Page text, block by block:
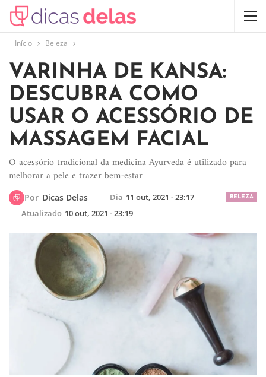
Início Beleza
VARINHA DE KANSA:
DESCUBRA COMO
USAR O ACESSÓRIO DE
MASSAGEM FACIAL
O acessório tradicional da medicina Ayurveda é utilizado para
melhorar a pele e trazer bem-estar
BELEZA
Por Dicas Delas Dia 11 out, 2021 - 23:17
Atualizado 10 out, 2021 - 23:19